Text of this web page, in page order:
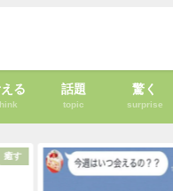
る 話題
topic
驚く
surprise
癒す